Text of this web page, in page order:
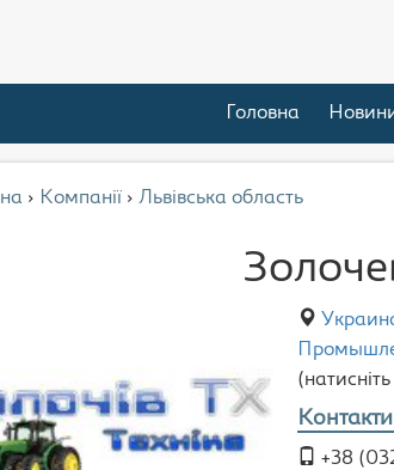
Головна
› Компанії › Львівська область
+38